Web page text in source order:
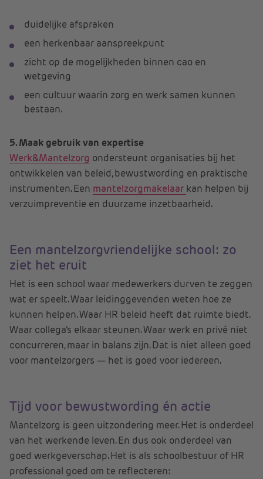
duidelijke afspraken
een herkenbaar aanspreekpunt
zicht op de mogelijkheden binnen cao en
wetgeving
een cultuur waarin zorg en werk samen kunnen
bestaan.
5. Maak gebruik van expertise
Werk&Mantelzorg ondersteunt organisaties bij het
ontwikkelen van beleid, bewustwording en praktische
instrumenten. Een mantelzorgmakelaar kan helpen bij
verzuimpreventie en duurzame inzetbaarheid.
Een mantelzorgvriendelijke school: zo
ziet het eruit
Het is een school waar medewerkers durven te zeggen
wat er speelt. Waar leidinggevenden weten hoe ze
kunnen helpen. Waar HR beleid heeft dat ruimte biedt.
Waar collega’s elkaar steunen. Waar werk en privé niet
concurreren, maar in balans zijn. Dat is niet alleen goed
voor mantelzorgers — het is goed voor iedereen.
Tijd voor bewustwording én actie
Mantelzorg is geen uitzondering meer. Het is onderdeel
van het werkende leven. En dus ook onderdeel van
goed werkgeverschap. Het is als schoolbestuur of HR
professional goed om te reflecteren: